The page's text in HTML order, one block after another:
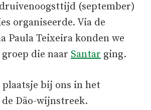
(september)
organiseerde. Via de
Paula Teixeira konden we
die naar Santar ging.
plaatsje bij ons in het
Dão-wijnstreek.